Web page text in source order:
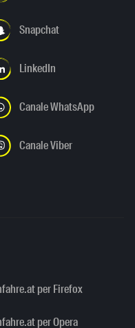
Snapchat
LinkedIn
Canale WhatsApp
Canale Viber
per Firefox
per Opera